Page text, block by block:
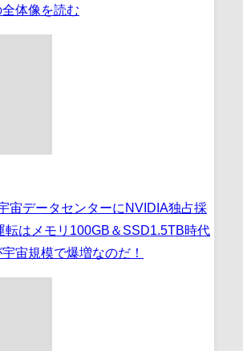
体像を読む
宙データセンターにNVIDIA独占採
転はメモリ100GB＆SSD1.5TB時代
宙規模で爆増なのだ！